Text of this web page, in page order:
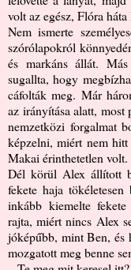
volt az egész, Flóra
Nem ismerte
szórólapokról
és markáns állát.
sugallta, hogy
cáfolták meg. Már
az irányítása alatt,
nemzetközi forgalmat
képzelni, miért nem
Makai érinthetetlen
Dél körül Alex állított
fekete haja
inkább kiemelte
rajta, miért nincs Alex
jóképűbb, mint Ben, és
mozgatott meg benne